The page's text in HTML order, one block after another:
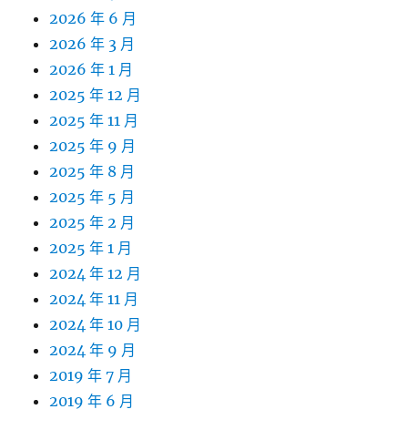
2026 年 6 月
2026 年 3 月
2026 年 1 月
2025 年 12 月
2025 年 11 月
2025 年 9 月
2025 年 8 月
2025 年 5 月
2025 年 2 月
2025 年 1 月
2024 年 12 月
2024 年 11 月
2024 年 10 月
2024 年 9 月
2019 年 7 月
2019 年 6 月